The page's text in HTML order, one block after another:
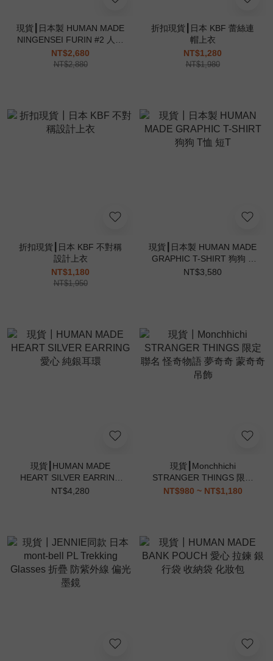
現貨┃日本製 HUMAN MADE
NINGENSEI FURIN #2 人間
製 柴犬 風鈴
NT$2,680
NT$2,880
折扣現貨┃日本 KBF 蕾絲連
帽上衣
NT$1,280
NT$1,980
折扣現貨┃日本 KBF 不對稱
設計上衣
NT$1,180
NT$1,950
現貨┃日本製 HUMAN MADE
GRAPHIC T-SHIRT 狗狗 T
恤 短T
NT$3,580
現貨┃HUMAN MADE
HEART SILVER EARRING
愛心 純銀耳環
NT$4,280
現貨┃Monchhichi
STRANGER THINGS 限定
聯名 怪奇物語 夢奇奇 蒙奇
NT$980 ~ NT$1,180